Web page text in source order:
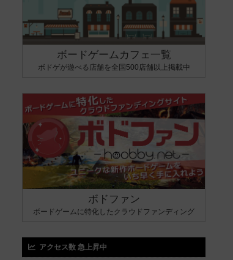
ボードゲームカフェ一覧
ボドゲが遊べる店舗を全国500店舗以上掲載中
ボドファン
ボードゲームに特化したクラウドファンディング
アクセス数 急上昇中